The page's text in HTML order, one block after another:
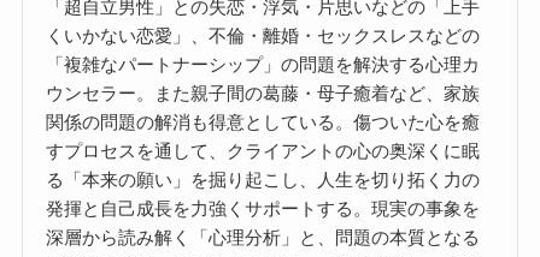
「超自立男性」との失恋・浮気・片思いなどの「上手
くいかない恋愛」、不倫・離婚・セックスレスなどの
「複雑なパートナーシップ」の問題を解決する心理カ
ウンセラー。また親子間の葛藤・母子癒着など、家族
関係の問題の解消も得意としている。傷ついた心を癒
すプロセスを通して、クライアントの心の奥深くに眠
る「本来の願い」を掘り起こし、人生を切り拓く力の
発揮と自己成長を力強くサポートする。現実の事象を
深層から読み解く「心理分析」と、問題の本質となる